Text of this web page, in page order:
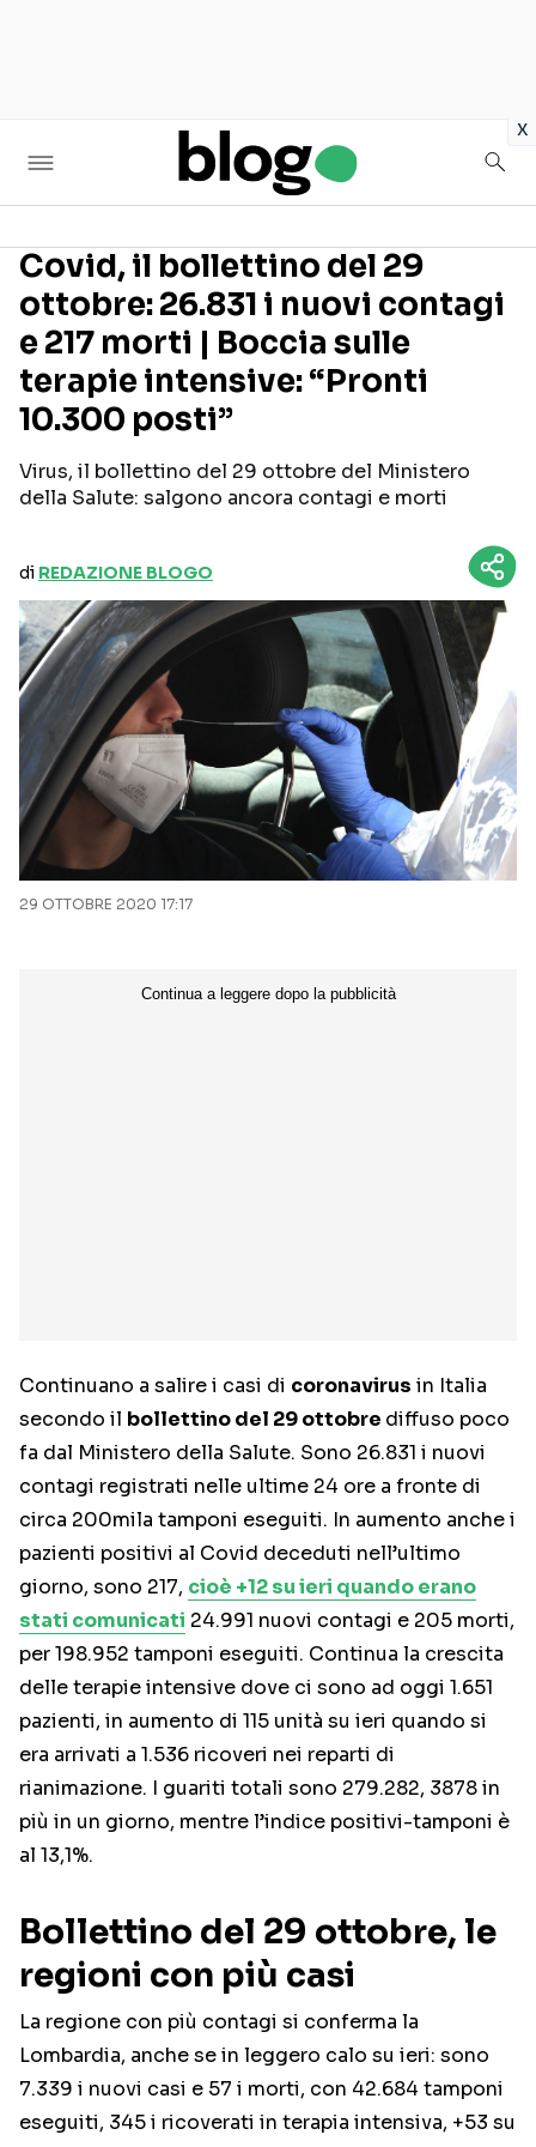
x
Seguici sui social
Covid, il bollettino del 29
ottobre: 26.831 i nuovi contagi
e 217 morti | Boccia sulle
terapie intensive: “Pronti
10.300 posti”
Virus, il bollettino del 29 ottobre del Ministero
della Salute: salgono ancora contagi e morti
di REDAZIONE BLOGO
29 OTTOBRE 2020 17:17
Continuano a salire i casi di coronavirus in Italia
secondo il bollettino del 29 ottobre diffuso poco
fa dal Ministero della Salute. Sono 26.831 i nuovi
contagi registrati nelle ultime 24 ore a fronte di
circa 200mila tamponi eseguiti. In aumento anche i
pazienti positivi al Covid deceduti nell’ultimo
giorno, sono 217, cioè +12 su ieri quando erano
stati comunicati 24.991 nuovi contagi e 205 morti,
per 198.952 tamponi eseguiti. Continua la crescita
delle terapie intensive dove ci sono ad oggi 1.651
pazienti, in aumento di 115 unità su ieri quando si
era arrivati a 1.536 ricoveri nei reparti di
rianimazione. I guariti totali sono 279.282, 3878 in
più in un giorno, mentre l’indice positivi-tamponi è
al 13,1%.
Bollettino del 29 ottobre, le
regioni con più casi
La regione con più contagi si conferma la
Lombardia, anche se in leggero calo su ieri: sono
7.339 i nuovi casi e 57 i morti, con 42.684 tamponi
eseguiti, 345 i ricoverati in terapia intensiva, +53 su